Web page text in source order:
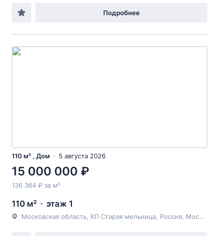
Подробнее
110 м² , Дом 5 августа 2026
15 000 000 ₽
136 364 ₽ за м²
110 м² этаж 1
Московская область, КП Старая мельница, Россия, Московская область, Раменский муниципальный округ, КП Старая мельница